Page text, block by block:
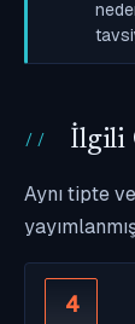
İlgili
Aynı tipte
4